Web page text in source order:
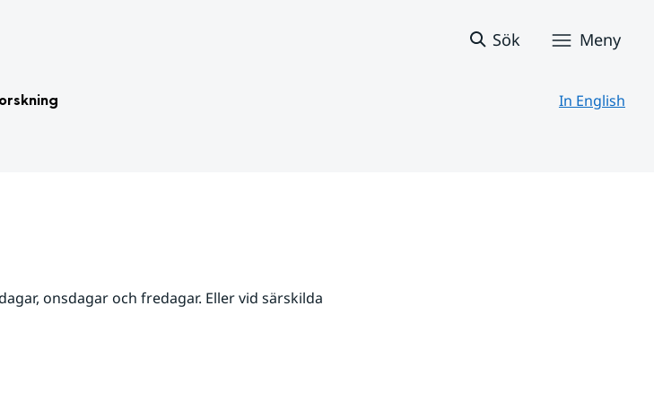
Sök Meny
In English
onsdagar och fredagar. Eller vid särskilda